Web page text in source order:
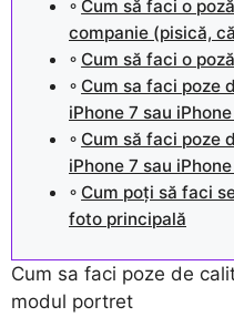
Cum să faci o
companie (pisică,
Cum să faci o
Cum sa faci poze
iPhone 7 sau
Cum să faci poze
iPhone 7 sau
Cum poți să faci
foto principală
Cum sa faci poze de
modul portret